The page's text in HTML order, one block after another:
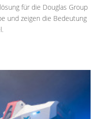
für die Douglas Group
und zeigen die Bedeutung